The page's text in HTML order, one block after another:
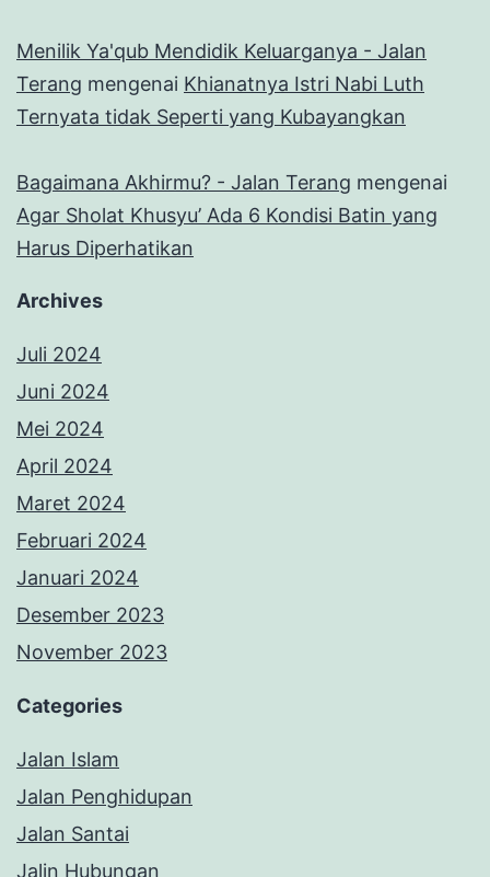
Menilik Ya'qub Mendidik Keluarganya - Jalan
Terang mengenai Khianatnya Istri Nabi Luth
Ternyata tidak Seperti yang Kubayangkan
Bagaimana Akhirmu? - Jalan Terang mengenai
Agar Sholat Khusyu’ Ada 6 Kondisi Batin yang
Harus Diperhatikan
Archives
Juli 2024
Juni 2024
Mei 2024
April 2024
Maret 2024
Februari 2024
Januari 2024
Desember 2023
November 2023
Categories
Jalan Islam
Jalan Penghidupan
Jalan Santai
Jalin Hubungan